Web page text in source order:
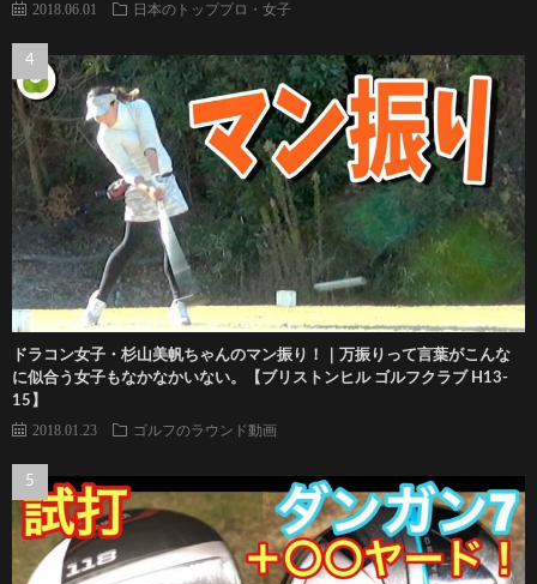
2018.06.01 日本のトッププロ・女子
ドラコン女子・杉山美帆ちゃんのマン振り！｜万振りって言葉がこんな
に似合う女子もなかなかいない。【ブリストンヒル ゴルフクラブ H13-
15】
2018.01.23 ゴルフのラウンド動画